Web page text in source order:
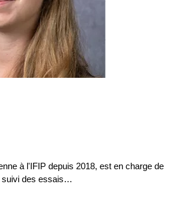
à l'IFIP depuis 2018, est en charge de
suivi des essais…